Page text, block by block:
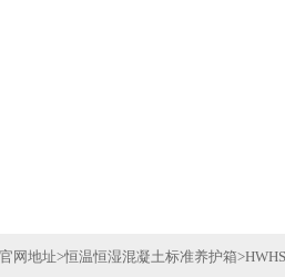
网地址>恒温恒湿混凝土标准养护箱>